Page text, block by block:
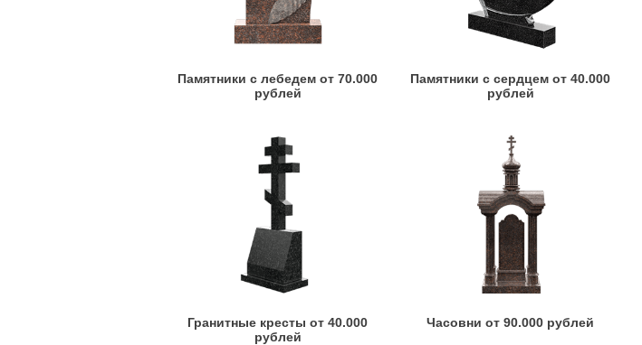
Памятники с лебедем от 70.000
рублей
Памятники с сердцем от 40.000
рублей
Гранитные кресты от 40.000
рублей
Часовни от 90.000 рублей